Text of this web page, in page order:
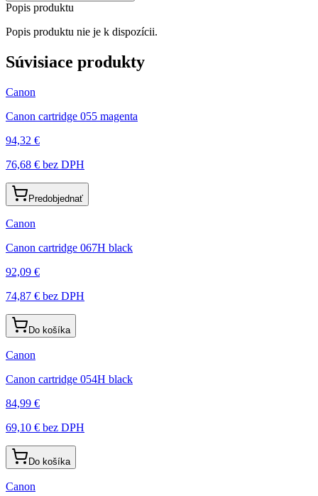
Popis produktu
Popis produktu nie je k dispozícii.
Súvisiace produkty
Canon
Canon cartridge 055 magenta
94,32 €
76,68 € bez DPH
Predobjednať
Canon
Canon cartridge 067H black
92,09 €
74,87 € bez DPH
Do košíka
Canon
Canon cartridge 054H black
84,99 €
69,10 € bez DPH
Do košíka
Canon